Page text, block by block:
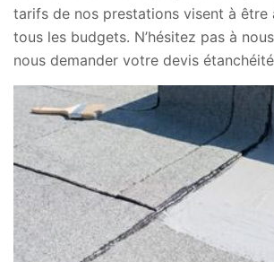
tarifs de nos prestations visent à être
tous les budgets. N’hésitez pas à
nous demander votre devis